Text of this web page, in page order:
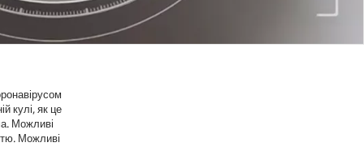
кулі, як це
Можливі
Можливі